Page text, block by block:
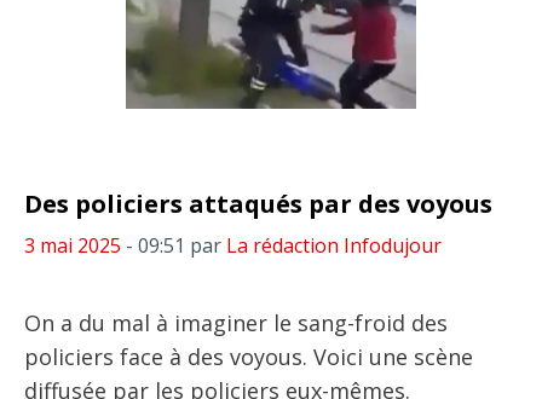
Des policiers attaqués par des voyous
3 mai 2025 - 09:51 par La rédaction Infodujour
On a du mal à imaginer le sang-froid des
policiers face à des voyous. Voici une scène
diffusée par les policiers eux-mêmes.